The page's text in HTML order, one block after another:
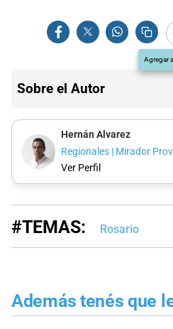
Agregar
Sobre el Autor
Hernán Alvarez
Regionales | Mirador
Ver Perfil
#TEMAS: Rosario
Además tenés que